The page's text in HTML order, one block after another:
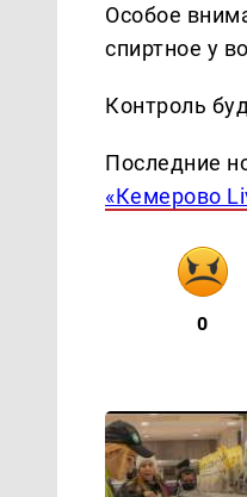
Особое
спиртное у
Контроль
Последние
«Кемерово
0